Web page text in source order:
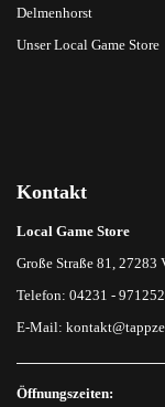
Delmenhorst
Unser Local Game Store
Kontakt
Local Game Store
Große Straße 81, 27283
Telefon: 04231 -
E-Mail:
Öffnungszeiten: